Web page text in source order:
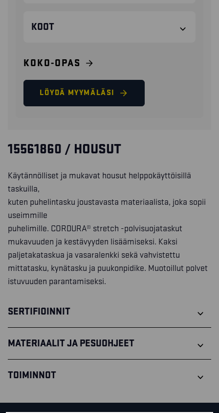
KOOT
KOKO-OPAS
LÖYDÄ MYYMÄLÄSI
15561860 / HOUSUT
Käytännölliset ja mukavat housut helppokäyttöisillä
taskuilla,
kuten puhelintasku joustavasta materiaalista, joka sopii
useimmille
puhelimille. CORDURA® stretch -polvisuojataskut
mukavuuden ja kestävyyden lisäämiseksi. Kaksi
paljetakataskua ja vasaralenkki sekä vahvistettu
mittatasku, kynätasku ja puukonpidike. Muotoillut polvet
istuvuuden parantamiseksi.
SERTIFIOINNIT
MATERIAALIT JA PESUOHJEET
TOIMINNOT